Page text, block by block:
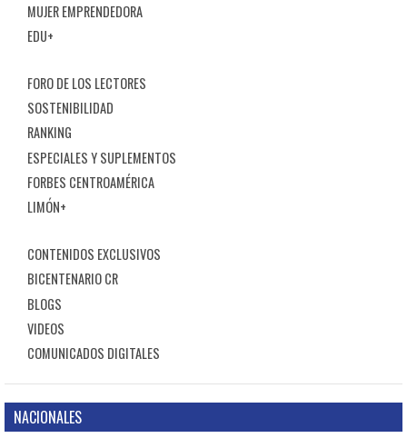
MUJER EMPRENDEDORA
EDU+
FORO DE LOS LECTORES
SOSTENIBILIDAD
RANKING
ESPECIALES Y SUPLEMENTOS
FORBES CENTROAMÉRICA
LIMÓN+
CONTENIDOS EXCLUSIVOS
BICENTENARIO CR
BLOGS
VIDEOS
COMUNICADOS DIGITALES
NACIONALES